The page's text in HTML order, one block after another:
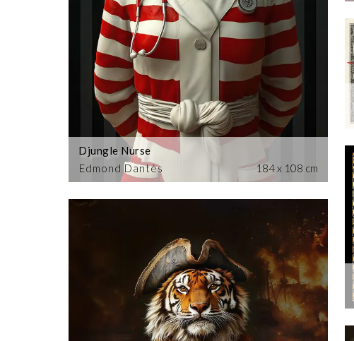
Edmond Dantès
Djungle Nurse
184 x 108 cm